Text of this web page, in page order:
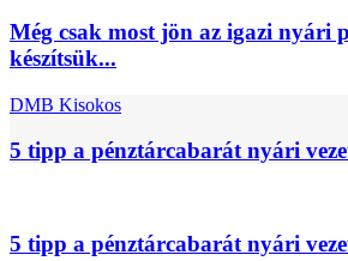
Még csak most jön az igazi nyári
készítsük...
DMB Kisokos
5 tipp a pénztárcabarát nyári
5 tipp a pénztárcabarát nyári